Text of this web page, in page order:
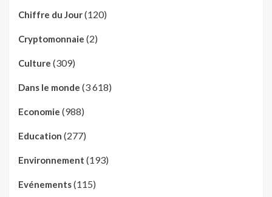
Chiffre du Jour(120)
Cryptomonnaie (2)
Culture (309)
Dans le monde (3 618)
Economie (988)
Education (277)
Environnement (193)
Evénements(115)